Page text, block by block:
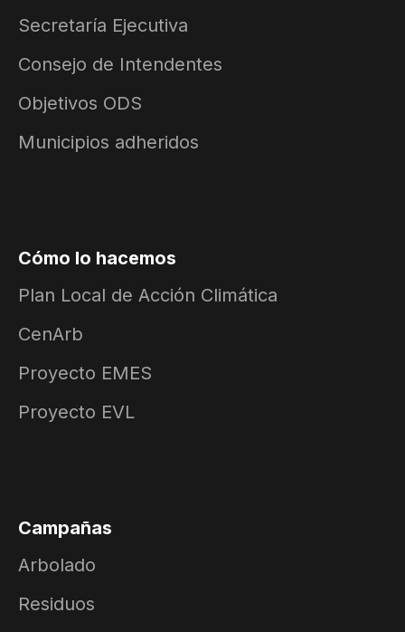
Secretaría Ejecutiva
Consejo de Intendentes
Objetivos ODS
Municipios adheridos
Cómo lo hacemos
Plan Local de Acción Climática
CenArb
Proyecto EMES
Proyecto EVL
Campañas
Arbolado
Residuos